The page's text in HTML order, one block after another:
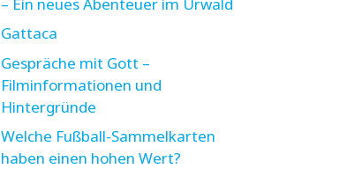
Gattaca
Gespräche mit Gott –
Filminformationen und
Hintergründe
Welche Fußball-Sammelkarten
haben einen hohen Wert?